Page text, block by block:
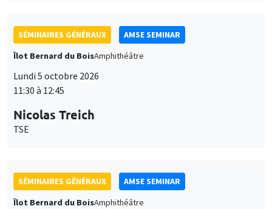
SÉMINAIRES GÉNÉRAUX
AMSE SEMINAR
Îlot Bernard du BoisAmphithéâtre
Lundi 5 octobre 2026
11:30 à 12:45
Nicolas Treich
TSE
SÉMINAIRES GÉNÉRAUX
AMSE SEMINAR
Îlot Bernard du BoisAmphithéâtre